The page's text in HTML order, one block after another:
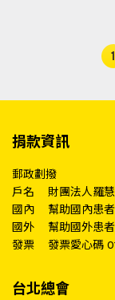
1
捐款資訊
郵政劃撥
戶名
財團法人羅
國內
幫助國內患
國外
幫助國外患
發票
發票愛心碼
台北總會